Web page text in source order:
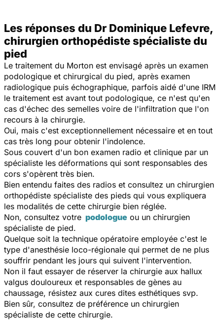
Les réponses du Dr Dominique Lefevre,
chirurgien orthopédiste spécialiste du
pied
Le traitement du Morton est envisagé après un examen
podologique et chirurgical du pied, après examen
radiologique puis échographique, parfois aidé d'une IRM
le traitement est avant tout podologique, ce n'est qu'en
cas d'échec des semelles voire de l'infiltration que l'on
recours à la chirurgie.
Oui, mais c'est exceptionnellement nécessaire et en tout
cas très long pour obtenir l'indolence.
Sous couvert d'un bon examen radio et clinique par un
spécialiste les déformations qui sont responsables des
cors s'opèrent très bien.
Bien entendu faites des radios et consultez un chirurgien
orthopédiste spécialiste des pieds qui vous expliquera
les modalités de cette chirurgie bien réglée.
Non, consultez votre podologue ou un chirurgien
spécialiste de pied.
Quelque soit la technique opératoire employée c'est le
type d'anesthésie loco-régionale qui permet de ne plus
souffrir pendant les jours qui suivent l'intervention.
Non il faut essayer de réserver la chirurgie aux hallux
valgus douloureux et responsables de gènes au
chaussage, résistez aux cures dites esthétiques svp.
Bien sûr, consultez de préférence un chirurgien
spécialiste de cette chirurgie.